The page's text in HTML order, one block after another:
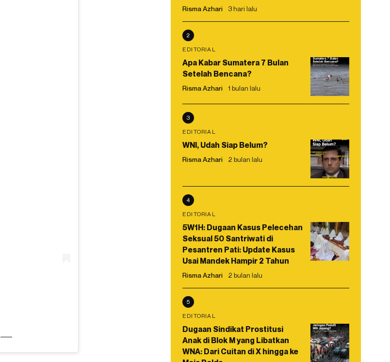
Risma Azhari 3 hari lalu
2
EDITORIAL
Apa Kabar Sumatera 7 Bulan
Setelah Bencana?
Risma Azhari 1 bulan lalu
3
EDITORIAL
WNI, Udah Siap Belum?
Risma Azhari 2 bulan lalu
4
EDITORIAL
5W1H: Dugaan Kasus Pelecehan
Seksual 50 Santriwati di
Pesantren Pati: Update Kasus
Usai Mandek Hampir 2 Tahun
Risma Azhari 2 bulan lalu
5
EDITORIAL
Dugaan Sindikat Prostitusi
Anak di Blok M yang Libatkan
WNA: Dari Cuitan di X hingga ke